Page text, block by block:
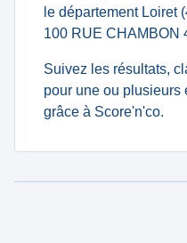
le département Loiret
100 RUE CHAMBON
Suivez les résultats,
pour une ou plusieurs
grâce à Score'n'co.